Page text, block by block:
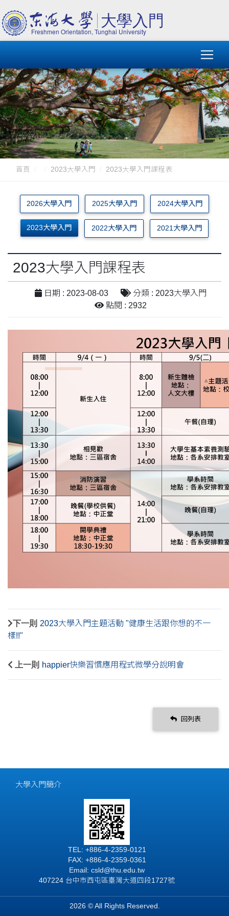
首頁 2023大學入門 2023大學入門課程表
2026大學入門 2025大學入門 2024大學入門
2023大學入門 2022大學入門 2021大學入門
2023大學入門課程表
日期 : 2023-08-03
分類 : 2023大學入門
點閱 : 2932
下一則 2023大學入門主題活動 "健康生活跟你想的不一
樣!!"
上一則 happier快樂習慣應用程式微學分說明會
回列表
大學入門簡介
TEL: +886-4-2359-0121
FAX: +886-4-2359-0361
Email: csld@thu.edu.tw
407224 台中市西屯區臺灣大道四段1727號
2026 © All Rights Reserved.